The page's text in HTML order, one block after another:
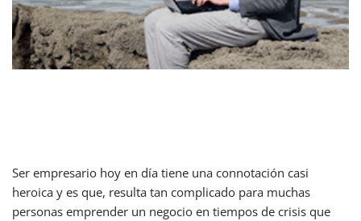
Ser empresario hoy en día tiene una connotación casi
heroica y es que, resulta tan complicado para muchas
personas emprender un negocio en tiempos de crisis que